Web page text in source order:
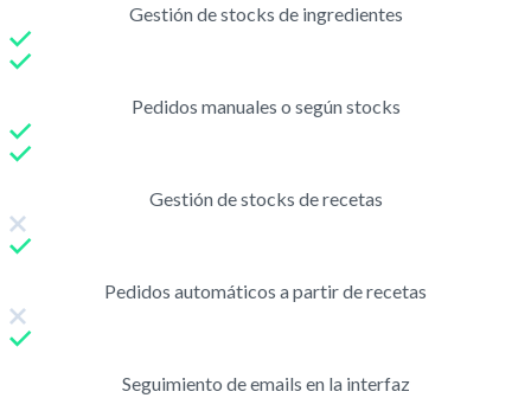
Gestión de stocks de ingredientes
Pedidos manuales o según stocks
Gestión de stocks de recetas
Pedidos automáticos a partir de recetas
Seguimiento de emails en la interfaz